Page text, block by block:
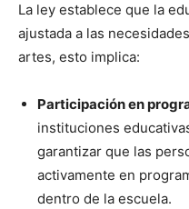
La ley establece que la
ajustada a las
artes, esto implica:
Participación en
instituciones
garantizar que las
activamente en
dentro de la escuela.